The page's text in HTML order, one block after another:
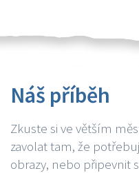
Náš příběh
Zkuste si ve větším
zavolat tam, že
obrazy, nebo připevnit